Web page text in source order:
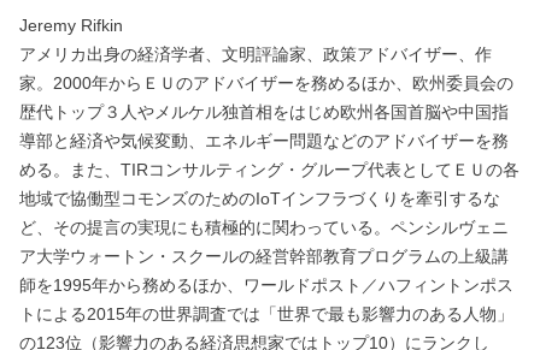
Jeremy Rifkin
アメリカ出身の経済学者、文明評論家、政策アドバイザー、作
家。2000年からＥＵのアドバイザーを務めるほか、欧州委員会の
歴代トップ３人やメルケル独首相をはじめ欧州各国首脳や中国指
導部と経済や気候変動、エネルギー問題などのアドバイザーを務
める。また、TIRコンサルティング・グループ代表としてＥＵの各
地域で協働型コモンズのためのIoTインフラづくりを牽引するな
ど、その提言の実現にも積極的に関わっている。ペンシルヴェニ
ア大学ウォートン・スクールの経営幹部教育プログラムの上級講
師を1995年から務めるほか、ワールドポスト／ハフィントンポス
トによる2015年の世界調査では「世界で最も影響力のある人物」
の123位（影響力のある経済思想家ではトップ10）にランクし